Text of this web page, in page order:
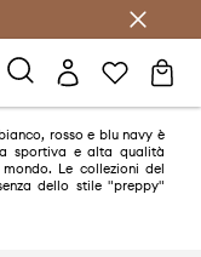
rosso e blu navy è
sportiva e alta qualità
Le collezioni del
dello stile "preppy"